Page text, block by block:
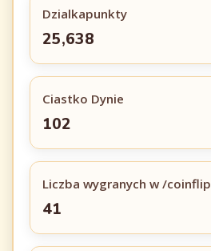
Dzialkapunkty
25,638
Ciastko Dynie
102
Liczba wygranych w /coinflip
41